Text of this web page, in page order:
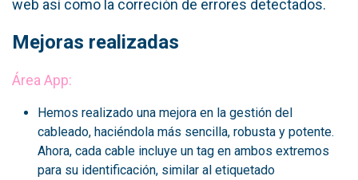
web así como la correción de errores detectados.
Mejoras realizadas
Área App:
Hemos realizado una mejora en la gestión del
cableado, haciéndola más sencilla, robusta y potente.
Ahora, cada cable incluye un tag en ambos extremos
para su identificación, similar al etiquetado